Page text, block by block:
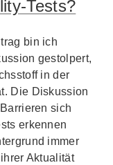
Tests?
bin ich
gestolpert,
in der
Die Diskussion
sich
erkennen
immer
Aktualität